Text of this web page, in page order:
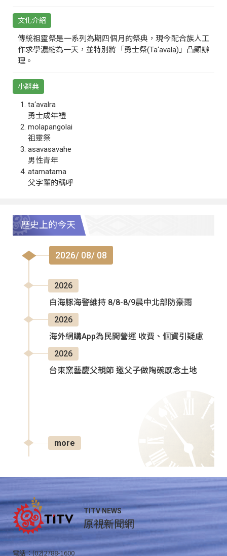
文化介紹
傳統祖靈祭是一系列為期四個月的祭典，現今配合族人工
作求學濃縮為一天，並特別將「勇士祭(Ta‘avala)」凸顯辦
理。
小辭典
ta‘avalra
勇士成年禮
molapangolai
祖靈祭
asavasavahe
男性青年
atamatama
父字輩的稱呼
歷史上的今天
2026/ 08/ 08
2026
白海豚海警維持 8/8-8/9晨中北部防豪雨
2026
海外網購App為民間營運 收費、個資引疑慮
2026
台東窯藝慶父親節 邀父子做陶碗感念土地
more
TITV NEWS
原視新聞網
電話：(02)2788-1600